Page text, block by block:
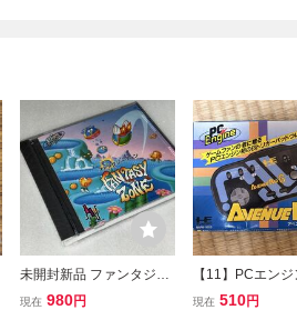
未開封新品 ファンタジー
ゾーン PCエンジン HuCA
現在 980円
【11】PCエン
ニューパッド6
現在 510円